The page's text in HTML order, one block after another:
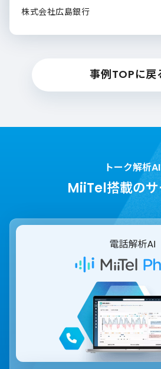
株式会社広島銀行
事例TOPに戻
トーク解析AI
MiiTel搭載の